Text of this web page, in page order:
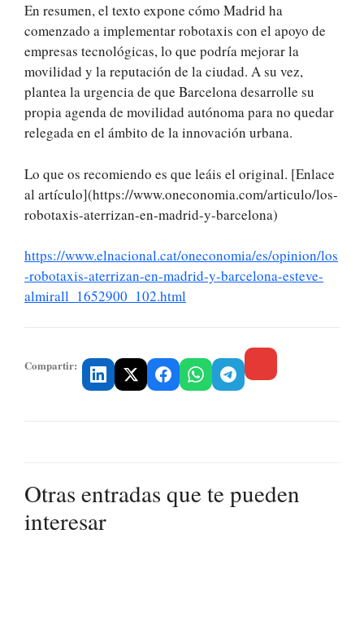
En resumen, el texto expone cómo Madrid ha
comenzado a implementar robotaxis con el apoyo de
empresas tecnológicas, lo que podría mejorar la
movilidad y la reputación de la ciudad. A su vez,
plantea la urgencia de que Barcelona desarrolle su
propia agenda de movilidad autónoma para no quedar
relegada en el ámbito de la innovación urbana.
Lo que os recomiendo es que leáis el original. [Enlace
al artículo](https://www.oneconomia.com/articulo/los-
robotaxis-aterrizan-en-madrid-y-barcelona)
https://www.elnacional.cat/oneconomia/es/opinion/los
-robotaxis-aterrizan-en-madrid-y-barcelona-esteve-
almirall_1652900_102.html
Compartir:
Otras entradas que te pueden
interesar